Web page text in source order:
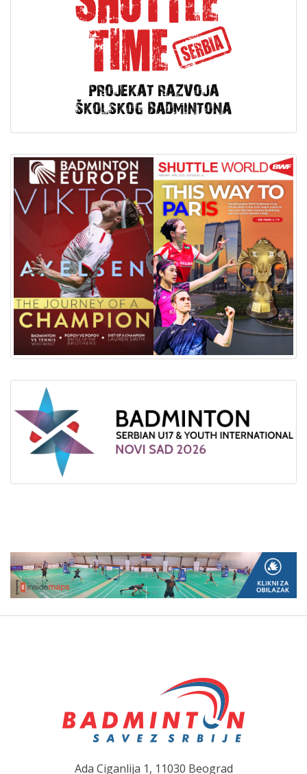
Ada Ciganlija 1, 11030 Beograd